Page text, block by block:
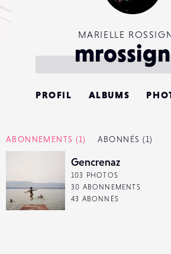
MARIELLE
PROFIL ALBUMS
ABONNEMENTS (1) ABONNÉS (1)
Gencrenaz
103 PHOTOS
30 ABONNEMENTS
43 ABONNÉS